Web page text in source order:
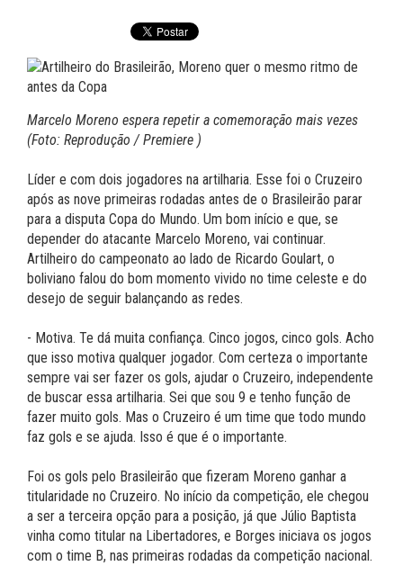
Marcelo Moreno espera repetir a comemoração mais vezes
(Foto: Reprodução / Premiere )
Líder e com dois jogadores na artilharia. Esse foi o Cruzeiro
após as nove primeiras rodadas antes de o Brasileirão parar
para a disputa Copa do Mundo. Um bom início e que, se
depender do atacante Marcelo Moreno, vai continuar.
Artilheiro do campeonato ao lado de Ricardo Goulart, o
boliviano falou do bom momento vivido no time celeste e do
desejo de seguir balançando as redes.
- Motiva. Te dá muita confiança. Cinco jogos, cinco gols. Acho
que isso motiva qualquer jogador. Com certeza o importante
sempre vai ser fazer os gols, ajudar o Cruzeiro, independente
de buscar essa artilharia. Sei que sou 9 e tenho função de
fazer muito gols. Mas o Cruzeiro é um time que todo mundo
faz gols e se ajuda. Isso é que é o importante.
Foi os gols pelo Brasileirão que fizeram Moreno ganhar a
titularidade no Cruzeiro. No início da competição, ele chegou
a ser a terceira opção para a posição, já que Júlio Baptista
vinha como titular na Libertadores, e Borges iniciava os jogos
com o time B, nas primeiras rodadas da competição nacional.